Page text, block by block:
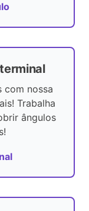
com nossa
Trabalha
ângulos